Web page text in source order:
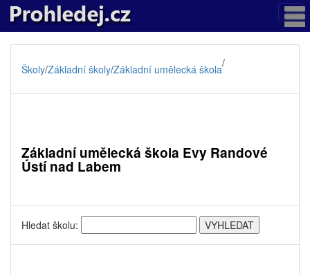
Školy/Základní školy/Základní umělecká škola/
Základní umělecká škola Evy Randové
Ústí nad Labem
Hledat školu: